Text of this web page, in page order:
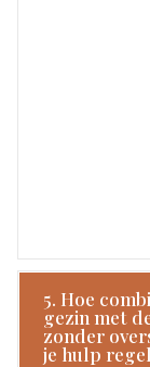
5. Hoe
gezin met
zonder
je hulp